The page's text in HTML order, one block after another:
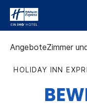
AngeboteZimmer
HOLIDAY INN